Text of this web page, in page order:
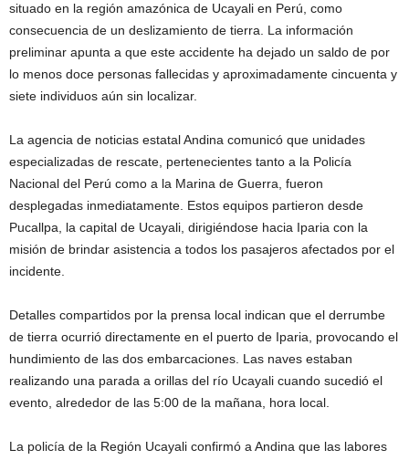
situado en la región amazónica de Ucayali en Perú, como
consecuencia de un deslizamiento de tierra. La información
preliminar apunta a que este accidente ha dejado un saldo de por
lo menos doce personas fallecidas y aproximadamente cincuenta y
siete individuos aún sin localizar.
La agencia de noticias estatal Andina comunicó que unidades
especializadas de rescate, pertenecientes tanto a la Policía
Nacional del Perú como a la Marina de Guerra, fueron
desplegadas inmediatamente. Estos equipos partieron desde
Pucallpa, la capital de Ucayali, dirigiéndose hacia Iparia con la
misión de brindar asistencia a todos los pasajeros afectados por el
incidente.
Detalles compartidos por la prensa local indican que el derrumbe
de tierra ocurrió directamente en el puerto de Iparia, provocando el
hundimiento de las dos embarcaciones. Las naves estaban
realizando una parada a orillas del río Ucayali cuando sucedió el
evento, alrededor de las 5:00 de la mañana, hora local.
La policía de la Región Ucayali confirmó a Andina que las labores